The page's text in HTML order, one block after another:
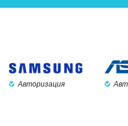
Авторизация